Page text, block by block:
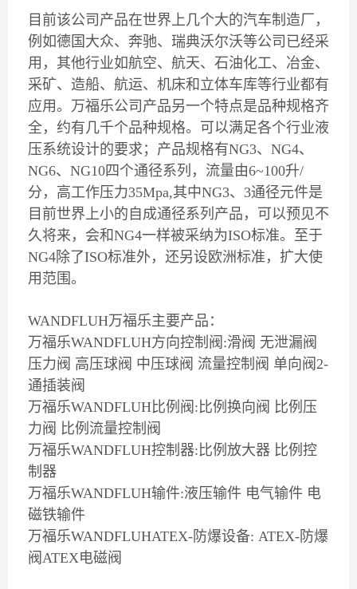
目前该公司产品在世界上几个大的汽车制造厂，
例如德国大众、奔驰、瑞典沃尔沃等公司已经采
用，其他行业如航空、航天、石油化工、冶金、
采矿、造船、航运、机床和立体车库等行业都有
应用。万福乐公司产品另一个特点是品种规格齐
全，约有几千个品种规格。可以满足各个行业液
压系统设计的要求；产品规格有NG3、NG4、
NG6、NG10四个通径系列，流量由6~100升/
分，高工作压力35Mpa,其中NG3、3通径元件是
目前世界上小的自成通径系列产品，可以预见不
久将来，会和NG4一样被采纳为ISO标准。至于
NG4除了ISO标准外，还另设欧洲标准，扩大使
用范围。
WANDFLUH万福乐主要产品：
万福乐WANDFLUH方向控制阀:滑阀 无泄漏阀
压力阀 高压球阀 中压球阀 流量控制阀 单向阀2-
通插装阀
万福乐WANDFLUH比例阀:比例换向阀 比例压
力阀 比例流量控制阀
万福乐WANDFLUH控制器:比例放大器 比例控
制器
万福乐WANDFLUH输件:液压输件 电气输件 电
磁铁输件
万福乐WANDFLUHATEX-防爆设备: ATEX-防爆
阀ATEX电磁阀